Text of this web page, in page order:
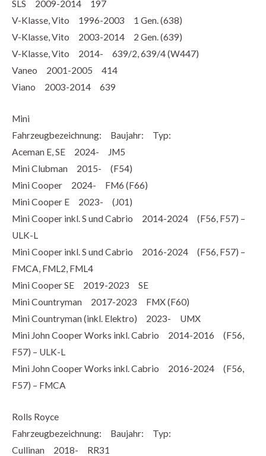
SLS 2009-2014 197
V-Klasse, Vito 1996-2003 1 Gen. (638)
V-Klasse, Vito 2003-2014 2 Gen. (639)
V-Klasse, Vito 2014- 639/2, 639/4 (W447)
Vaneo 2001-2005 414
Viano 2003-2014 639
Mini
Fahrzeugbezeichnung: Baujahr: Typ:
Aceman E, SE 2024- JM5
Mini Clubman 2015- (F54)
Mini Cooper 2024- FM6 (F66)
Mini Cooper E 2023- (J01)
Mini Cooper inkl. S und Cabrio 2014-2024 (F56, F57) –
ULK-L
Mini Cooper inkl. S und Cabrio 2016-2024 (F56, F57) –
FMCA, FML2, FML4
Mini Cooper SE 2019-2023 SE
Mini Countryman 2017-2023 FMX (F60)
Mini Countryman (inkl. Elektro) 2023- UMX
Mini John Cooper Works inkl. Cabrio 2014-2016 (F56,
F57) – ULK-L
Mini John Cooper Works inkl. Cabrio 2016-2024 (F56,
F57) – FMCA
Rolls Royce
Fahrzeugbezeichnung: Baujahr: Typ:
Cullinan 2018- RR31